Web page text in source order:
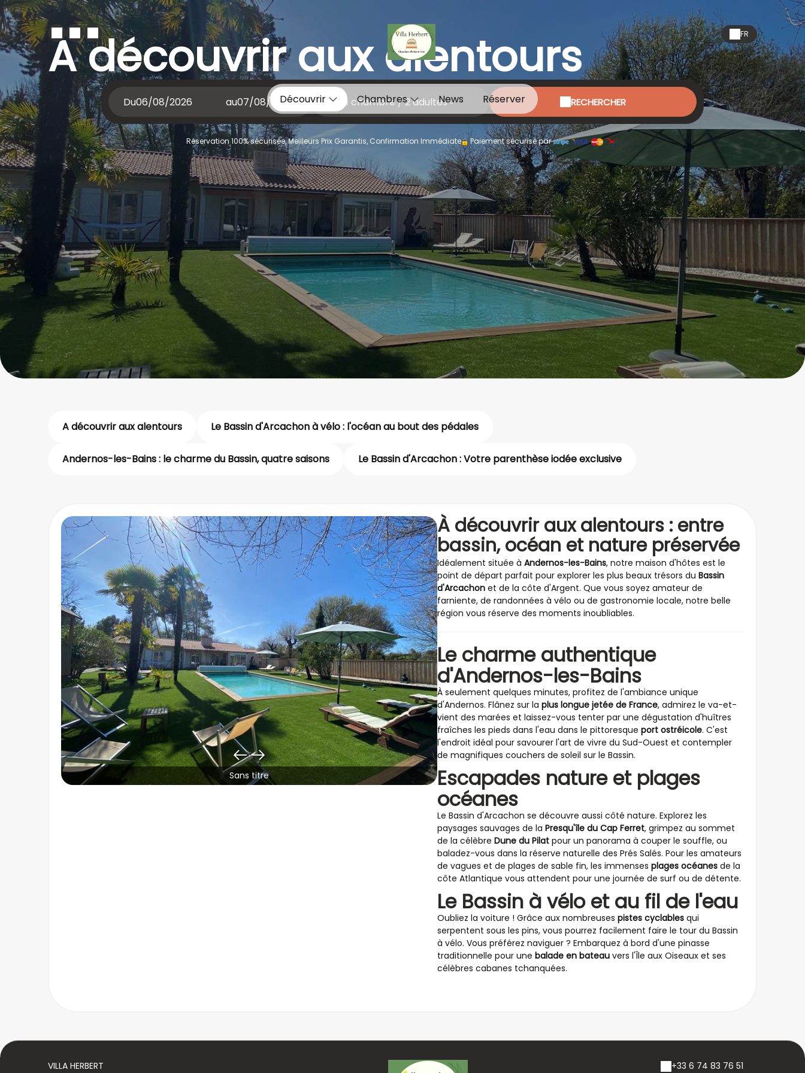
FR
Découvrir Chambres News Réserver
A découvrir aux alentours
Du au 1 chambre /2adultes RECHERCHER
Réservation 100% sécurisée, Meilleurs Prix Garantis, Confirmation Immédiate Paiement sécurisé par
A découvrir aux alentours Le Bassin d'Arcachon à vélo : l'océan au bout des pédales
Andernos-les-Bains : le charme du Bassin, quatre saisons Le Bassin d'Arcachon : Votre parenthèse iodée exclusive
Sans titre image
À découvrir aux alentours : entre
bassin, océan et nature préservée
Idéalement située à Andernos-les-Bains, notre maison d'hôtes est le
point de départ parfait pour explorer les plus beaux trésors du Bassin
d'Arcachon et de la côte d'Argent. Que vous soyez amateur de
farniente, de randonnées à vélo ou de gastronomie locale, notre belle
région vous réserve des moments inoubliables.
Le charme authentique
d'Andernos-les-Bains
À seulement quelques minutes, profitez de l'ambiance unique
d'Andernos. Flânez sur la plus longue jetée de France, admirez le va-et-
vient des marées et laissez-vous tenter par une dégustation d'huîtres
fraîches les pieds dans l'eau dans le pittoresque port ostréicole. C'est
l'endroit idéal pour savourer l'art de vivre du Sud-Ouest et contempler
de magnifiques couchers de soleil sur le Bassin.
Escapades nature et plages
océanes
Le Bassin d'Arcachon se découvre aussi côté nature. Explorez les
paysages sauvages de la Presqu'île du Cap Ferret, grimpez au sommet
de la célèbre Dune du Pilat pour un panorama à couper le souffle, ou
baladez-vous dans la réserve naturelle des Prés Salés. Pour les amateurs
de vagues et de plages de sable fin, les immenses plages océanes de la
côte Atlantique vous attendent pour une journée de surf ou de détente.
Le Bassin à vélo et au fil de l'eau
Oubliez la voiture ! Grâce aux nombreuses pistes cyclables qui
serpentent sous les pins, vous pourrez facilement faire le tour du Bassin
à vélo. Vous préférez naviguer ? Embarquez à bord d'une pinasse
traditionnelle pour une balade en bateau vers l'Île aux Oiseaux et ses
célèbres cabanes tchanquées.
VILLA HERBERT
+33 6 74 83 76 51